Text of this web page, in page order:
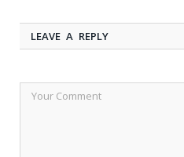
LEAVE A REPLY